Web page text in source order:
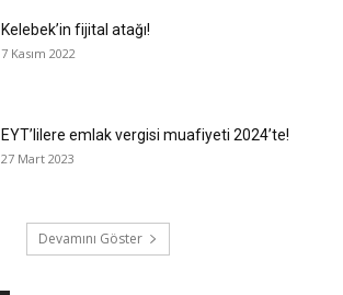
Kelebek’in fijital atağı!
7 Kasım 2022
EYT’lilere emlak vergisi muafiyeti 2024’te!
27 Mart 2023
Devamını Göster